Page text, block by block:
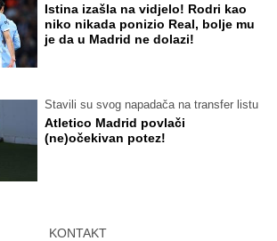
Istina izašla na vidjelo! Rodri kao
niko nikada ponizio Real, bolje mu
je da u Madrid ne dolazi!
Stavili su svog napadača na transfer listu
Atletico Madrid povlači
(ne)očekivan potez!
KONTAKT